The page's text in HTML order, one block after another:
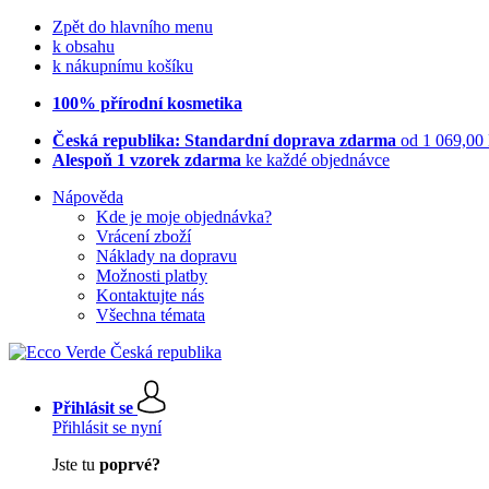
Zpět do hlavního menu
k obsahu
k nákupnímu košíku
100% přírodní kosmetika
Česká republika: Standardní doprava zdarma od 1 069,00
Alespoň 1 vzorek zdarma ke každé objednávce
Nápověda
Kde je moje objednávka?
Vrácení zboží
Náklady na dopravu
Možnosti platby
Kontaktujte nás
Všechna témata
Přihlásit se
Přihlásit se nyní
Jste tu poprvé?